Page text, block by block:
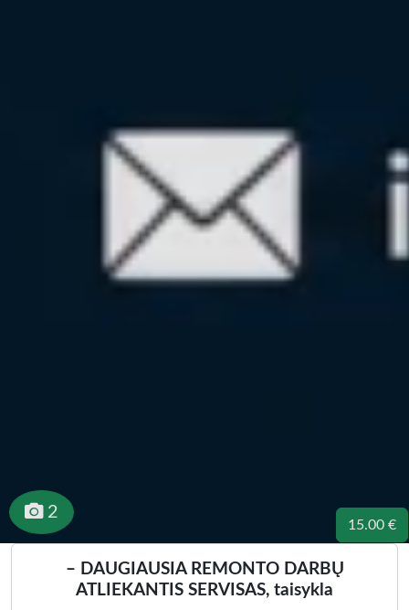
15.00 €
2
– DAUGIAUSIA REMONTO DARBŲ
ATLIEKANTIS SERVISAS, taisykla